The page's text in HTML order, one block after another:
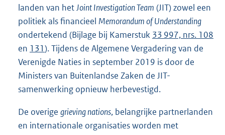
landen van hetJoint Investigation Team (JIT) zowel een
politiek als financieel Memorandum of Understanding
ondertekend (Bijlage bij Kamerstuk 33 997, nrs. 108
en 131). Tijdens de Algemene Vergadering van de
Verenigde Naties in september 2019 is door de
Ministers van Buitenlandse Zaken de JIT-
samenwerking opnieuw herbevestigd.
De overige grieving nations, belangrijke partnerlanden
en internationale organisaties worden met